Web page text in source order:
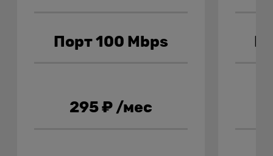
Порт 100 Mbps
295 ₽ /мес